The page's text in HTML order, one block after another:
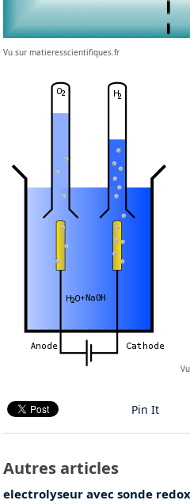
Vu sur matieresscientifiques.fr
Pin It
Autres articles
electrolyseur avec sonde redox